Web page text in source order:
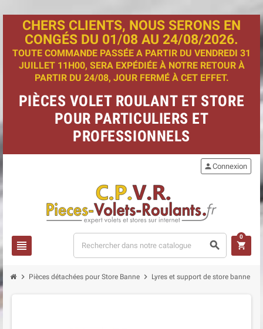
CHERS CLIENTS, NOUS SERONS EN
CONGÉS DU 01/08 AU 24/08/2026.
TOUTE COMMANDE PASSÉE A PARTIR DU VENDREDI 31
JUILLET 11H00, SERA EXPÉDIÉE À NOTRE RETOUR À
PARTIR DU 24/08, JOUR FERMÉ À CET EFFET.
PIÈCES VOLET ROULANT ET STORE
POUR PARTICULIERS ET
PROFESSIONNELS
view_headline search
personConnexion
shopping_cart
0
chevron_right Pièces détachées pour Store Banne chevron_right Lyres et support de store banne